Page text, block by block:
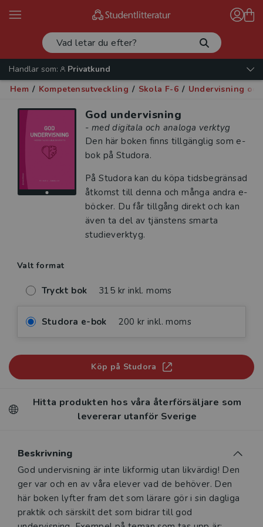
Handlar som:
Privatkund
Hem / Kompetensutveckling / Skola F-6 / Undervisning
God undervisning
- med digitala och analoga verktyg
Den här boken finns tillgänglig som e-
bok på Studora.
På Studora kan du köpa tidsbegränsad
åtkomst till denna och många andra e-
böcker. Du får tillgång direkt och kan
även ta del av tjänstens smarta
studieverktyg.
Valt format
Tryckt bok 315 kr inkl. moms
Studora e-bok 200 kr inkl. moms
Köp på Studora
Hitta produkten hos våra återförsäljare som
levererar utanför Sverige
Beskrivning
Beskrivning
God undervisning är inte likformig utan likvärdig! Den
ger var och en av våra elever vad de behöver. Den
här boken lyfter fram det som lärare gör i sin dagliga
praktik och särskilt det som bidrar till god